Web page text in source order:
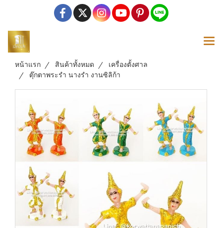
หน้าแรก สินค้าทั้งหมด
เครื่องตั้งศาล
ตุ๊กตาพระรำ นางรำ งานซิลิก้า